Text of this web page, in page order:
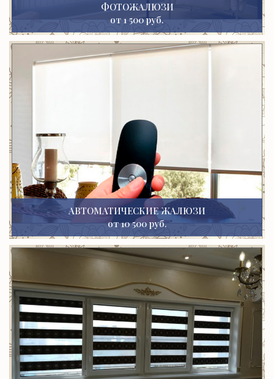
ФОТОЖАЛЮЗИ
от 1 500 руб.
АВТОМАТИЧЕСКИЕ ЖАЛЮЗИ
от 10 500 руб.